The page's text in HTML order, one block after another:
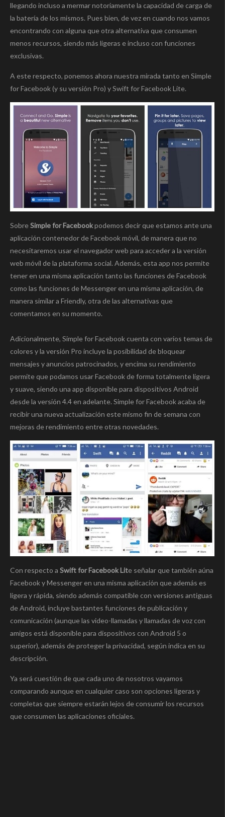
llegando incluso a mermar notoriamente la capacidad de carga de
la batería de los mismos. Pues bien, de vez en cuando nos vamos
encontrando con alguna que otra alternativa que consumen
menos recursos, siendo más ligeras e incluso con funciones
exclusivas.
A este respecto, ponemos ahora nuestra mirada tanto en Simple
for Facebook (y su versión Pro) y Swift for Facebook Lite.
SobreSimple for Facebookpodemos decir que estamos ante una
aplicación contenedor de Facebook móvil, de manera que no
necesitaremos usar el navegador web para acceder a la versión
web móvil de la plataforma social. Además, esta app nos permite
tener en una misma aplicación tanto las funciones de Facebook
como las funciones de Messenger en una misma aplicación, de
manera similar a Friendly, otra de las alternativas que
comentamos en su momento.
Adicionalmente, Simple for Facebook cuenta con varios temas de
colores y la versión Pro incluye la posibilidad de bloquear
mensajes y anuncios patrocinados, y encima su rendimiento
permite que podamos usar Facebook de forma totalmente ligera
y suave, siendo una app disponible para dispositivos Android
desde la versión 4.4 en adelante. Simple for Facebook acaba de
recibir una nueva actualización este mismo fin de semana con
mejoras de rendimiento entre otras novedades.
Con respecto a Swift for Facebook Lite señalar que también aúna
Facebook y Messenger en una misma aplicación que además es
ligera y rápida, siendo además compatible con versiones antiguas
de Android, incluye bastantes funciones de publicación y
comunicación (aunque las video-llamadas y llamadas de voz con
amigos está disponible para dispositivos con Android 5 o
superior), además de proteger la privacidad, según indica en su
descripción.
Ya será cuestión de que cada uno de nosotros vayamos
comparando aunque en cualquier caso son opciones ligeras y
completas que siempre estarán lejos de consumir los recursos
que consumen las aplicaciones oficiales.